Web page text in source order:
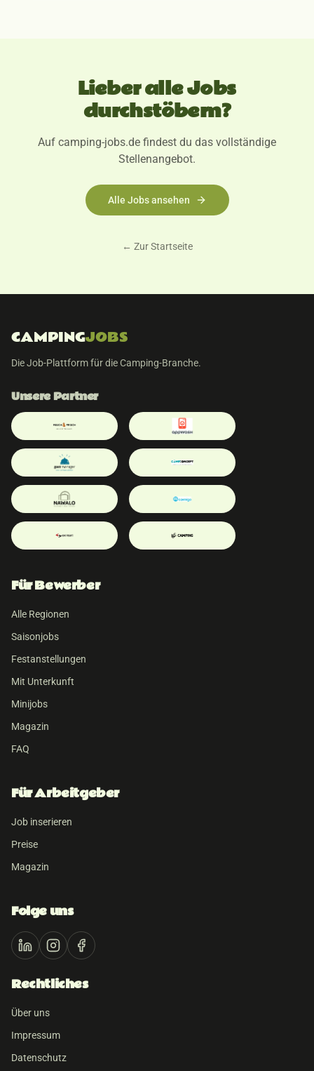
Lieber alle Jobs
durchstöbern?
Auf camping-jobs.de findest du das vollständige
Stellenangebot.
Alle Jobs ansehen
← Zur Startseite
CAMPINGJOBS
Die Job-Plattform für die Camping-Branche.
Unsere Partner
Für Bewerber
Alle Regionen
Saisonjobs
Festanstellungen
Mit Unterkunft
Minijobs
Magazin
FAQ
Für Arbeitgeber
Job inserieren
Preise
Magazin
Folge uns
Rechtliches
Über uns
Impressum
Datenschutz